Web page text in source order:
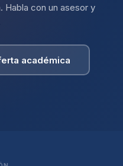
Habla con un asesor y
académica